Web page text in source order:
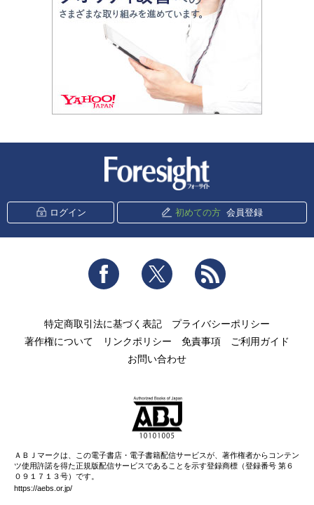
ログイン 初めての方 会員登録
Facebook Twitter
特定商取引法に基づく表記
プライバシーポリシー
著作権について
リンクポリシー 免責事項
ご利用ガイド
お問い合わせ
ＡＢＪマークは、この電子書店・電子書籍配信サービスが、著作権者からコンテン
ツ使用許諾を得た正規版配信サービスであることを示す登録商標（登録番号 第６
０９１７１３号）です。
https://aebs.or.jp/